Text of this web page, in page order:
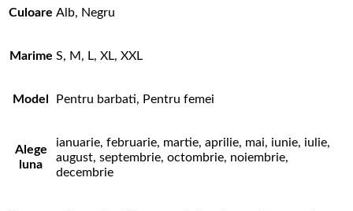
Culoare Alb, Negru
Marime S, M, L, XL, XXL
Model Pentru barbati, Pentru femei
Alege
luna
ianuarie, februarie, martie, aprilie, mai, iunie, iulie,
august, septembrie, octombrie, noiembrie,
decembrie